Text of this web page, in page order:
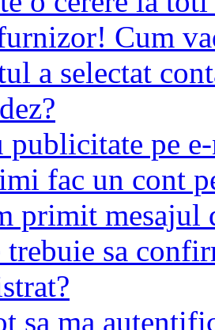
Cum
a selectat
publicitate pe
fac un cont
primit mesajul
trebuie sa
sa ma